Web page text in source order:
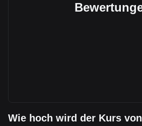
Wie hoch wird der Kurs